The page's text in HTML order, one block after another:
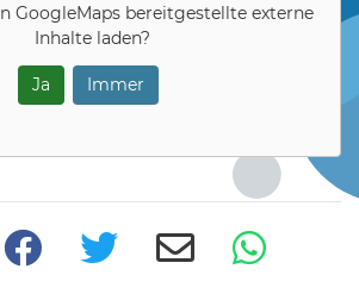
GoogleMapsbereitgestellte externe
Inhalte laden?
Ja Immer